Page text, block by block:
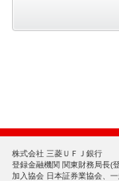
株式会社 三菱ＵＦＪ銀行
登録金融機関 関東財務局長(
加入協会 日本証券業協会、